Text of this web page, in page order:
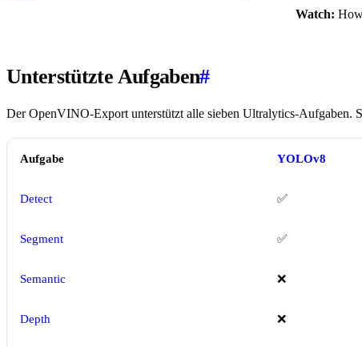
Watch:
Unterstützte Aufgaben#
Der OpenVINO-Export unterstützt alle sieben Ultralytics-Aufgaben.
Aufgabe YOLOv8
Detect ✅
Segment ✅
Semantic ❌
Depth ❌